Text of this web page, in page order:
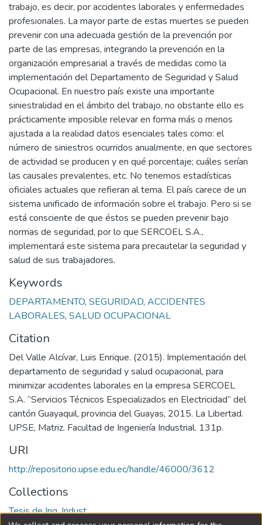
trabajo, es decir, por accidentes laborales y enfermedades
profesionales. La mayor parte de estas muertes se pueden
prevenir con una adecuada gestión de la prevención por
parte de las empresas, integrando la prevención en la
organización empresarial a través de medidas como la
implementación del Departamento de Seguridad y Salud
Ocupacional. En nuestro país existe una importante
siniestralidad en el ámbito del trabajo, no obstante ello es
prácticamente imposible relevar en forma más o menos
ajustada a la realidad datos esenciales tales como: el
número de siniestros ocurridos anualmente, en que sectores
de actividad se producen y en qué porcentaje; cuáles serían
las causales prevalentes, etc. No tenemos estadísticas
oficiales actuales que refieran al tema. El país carece de un
sistema unificado de información sobre el trabajo. Pero si se
está consciente de que éstos se pueden prevenir bajo
normas de seguridad, por lo que SERCOEL S.A.,
implementará este sistema para precautelar la seguridad y
salud de sus trabajadores.
Keywords
DEPARTAMENTO, SEGURIDAD, ACCIDENTES
LABORALES, SALUD OCUPACIONAL
Citation
Del Valle Alcívar, Luis Enrique. (2015). Implementación del
departamento de seguridad y salud ocupacional, para
minimizar accidentes laborales en la empresa SERCOEL
S.A. “Servicios Técnicos Especializados en Electricidad” del
cantón Guayaquil, provincia del Guayas, 2015. La Libertad.
UPSE, Matriz. Facultad de Ingeniería Industrial. 131p.
URI
http://repositorio.upse.edu.ec/handle/46000/3612
Collections
Tesis de Ing. Indust.